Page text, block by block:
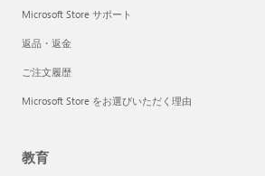
Microsoft Store サポート
返品・返金
ご注文履歴
Microsoft Store をお選びいただく理由
教育